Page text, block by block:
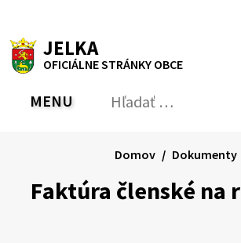
obsah
RSS Mapa Tlačiť
JELKA
OFICIÁLNE STRÁNKY OBCE
PREPNÚŤ
MENU Hľadať:
Faktúra členské na
Domov Dokumenty